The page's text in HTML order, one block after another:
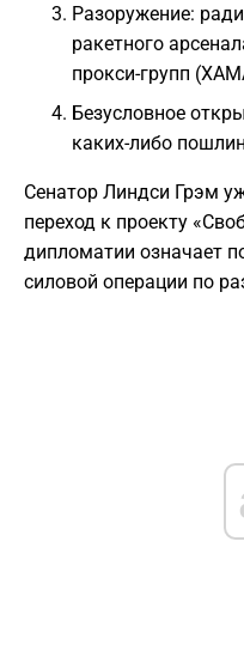
Разоружение:
ракетного
прокси-групп
Безусловное
каких-либо
Сенатор Линдси Грэм
переход к проекту
дипломатии означает
силовой операции по